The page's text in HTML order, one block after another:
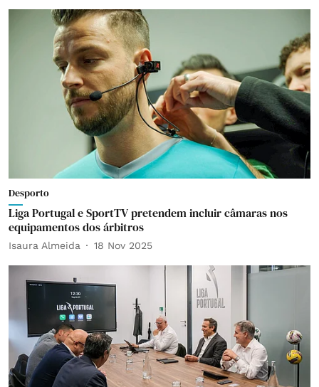
Desporto
Liga Portugal e SportTV pretendem incluir câmaras nos
equipamentos dos árbitros
Isaura Almeida 18 Nov 2025